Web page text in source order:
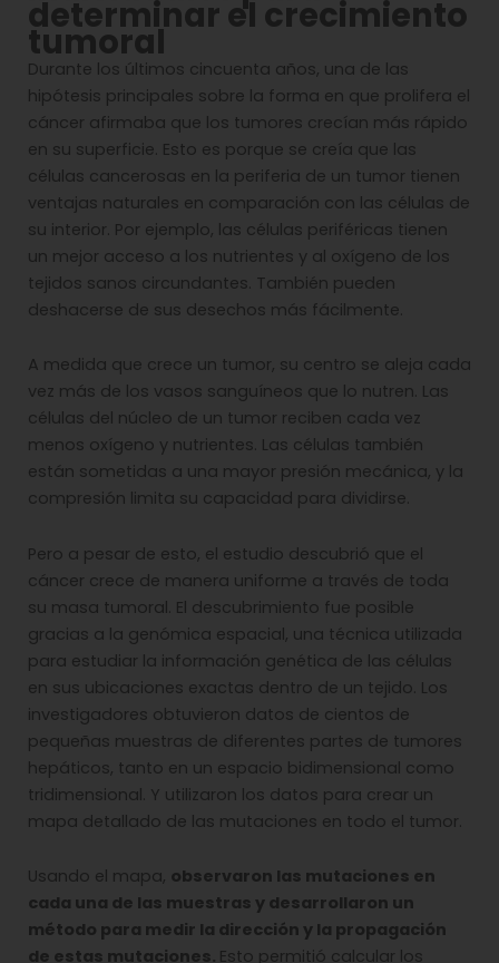
determinar el crecimiento
tumoral
Durante los últimos cincuenta años, una de las
hipótesis principales sobre la forma en que prolifera el
cáncer afirmaba que los tumores crecían más rápido
en su superficie. Esto es porque se creía que las
células cancerosas en la periferia de un tumor tienen
ventajas naturales en comparación con las células de
su interior. Por ejemplo, las células periféricas tienen
un mejor acceso a los nutrientes y al oxígeno de los
tejidos sanos circundantes. También pueden
deshacerse de sus desechos más fácilmente.
A medida que crece un tumor, su centro se aleja cada
vez más de los vasos sanguíneos que lo nutren. Las
células del núcleo de un tumor reciben cada vez
menos oxígeno y nutrientes. Las células también
están sometidas a una mayor presión mecánica, y la
compresión limita su capacidad para dividirse.
Pero a pesar de esto, el estudio descubrió que el
cáncer crece de manera uniforme a través de toda
su masa tumoral. El descubrimiento fue posible
gracias a la genómica espacial, una técnica utilizada
para estudiar la información genética de las células
en sus ubicaciones exactas dentro de un tejido. Los
investigadores obtuvieron datos de cientos de
pequeñas muestras de diferentes partes de tumores
hepáticos, tanto en un espacio bidimensional como
tridimensional. Y utilizaron los datos para crear un
mapa detallado de las mutaciones en todo el tumor.
Usando el mapa, observaron las mutaciones en
cada una de las muestras y desarrollaron un
método para medir la dirección y la propagación
de estas mutaciones. Esto permitió calcular los